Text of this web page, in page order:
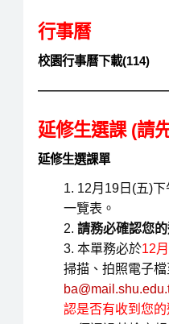
行事曆
校園行事曆下載(114)
延修生選課 (請
延修生選課單
12月19日(五)
一覽表。
請務必確認您
本單務必於12
掃描、拍照電子
認是否有收到您